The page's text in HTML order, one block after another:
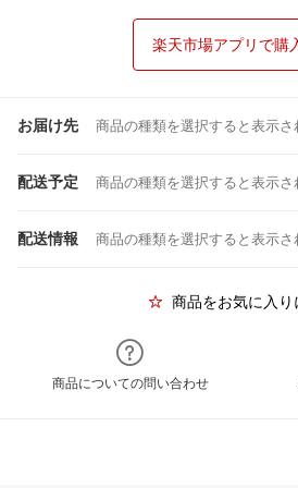
楽天市場アプリで購
お届け先 商品の種類を選択すると表示さ
配送予定 商品の種類を選択すると表示さ
配送情報 商品の種類を選択すると表示さ
商品をお気に入り
商品についての問い合わせ